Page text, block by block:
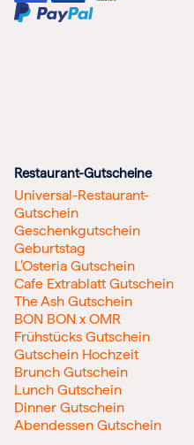
Restaurant-Gutscheine
Universal-Restaurant-
Gutschein
Geschenkgutschein
Geburtstag
L’Osteria Gutschein
Cafe Extrablatt Gutschein
The Ash Gutschein
BON BON x OMR
Frühstücks Gutschein
Gutschein Hochzeit
Brunch Gutschein
Lunch Gutschein
Dinner Gutschein
Abendessen Gutschein